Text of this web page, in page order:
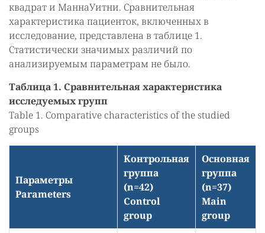
квадрат и МаннаУитни. Сравнительная
характеристика пациенток, включенных в
исследование, представлена в таблице 1.
Статистически значимых различий по
анализируемым параметрам не было.
Таблица 1. Сравнительная характеристика
исследуемых групп
Table 1. Comparative characteristics of the studied
groups
Параметры
Parameters
Контрольная
группа
(n=42)
Control
group
Основная
группа
(n=37)
Main
group